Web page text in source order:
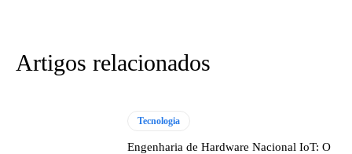
Artigos relacionados
Tecnologia
Engenharia de Hardware Nacional IoT: O